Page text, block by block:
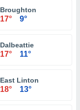
Broughton
17° 9°
Dalbeattie
17° 11°
East Linton
18° 13°